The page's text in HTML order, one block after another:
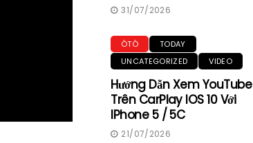
31/07/2026
ÔTÔ
TODAY
UNCATEGORIZED
VIDEO
Hướng Dẫn Xem YouTube
Trên CarPlay IOS 10 Với
IPhone 5 / 5C
21/07/2026